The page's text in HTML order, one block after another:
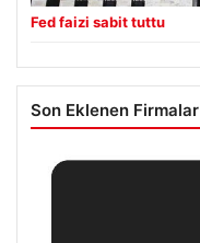
Fed faizi sabit tuttu
Son Eklenen Firmalar